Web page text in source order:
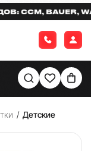
BAUER,
/ Детские